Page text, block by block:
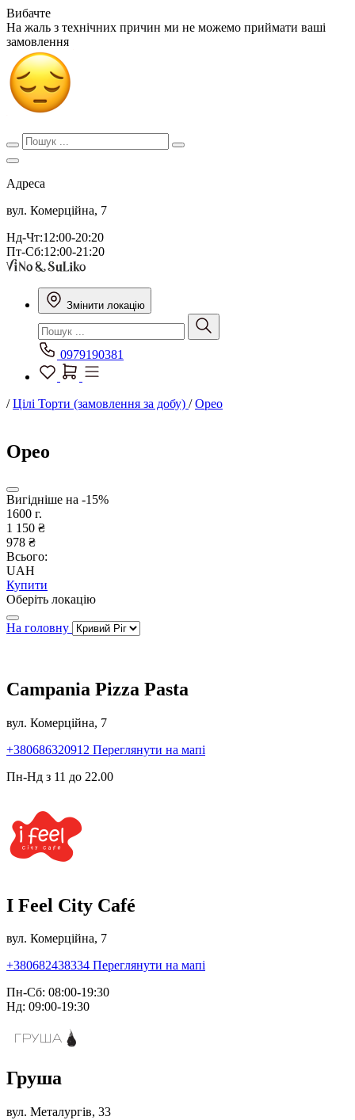
Вибачте
На жаль з технічних причин ми не можемо приймати ваші
замовлення
Адреса
вул. Комерційна, 7
Нд-Чт:12:00-20:20
Пт-Сб:12:00-21:20
Змінити локацію
0979190381
/Цілі Торти (замовлення за добу) /Орео
Орео
Вигідніше на -15%
1600 г.
1 150 ₴
978 ₴
Всього:
UAH
Купити
Оберіть локацію
На головну
Campania Pizza Pasta
вул. Комерційна, 7
+380686320912 Переглянути на мапі
Пн-Нд з 11 до 22.00
I Feel City Café
вул. Комерційна, 7
+380682438334 Переглянути на мапі
Пн-Сб: 08:00-19:30
Нд: 09:00-19:30
Груша
вул. Металургів, 33